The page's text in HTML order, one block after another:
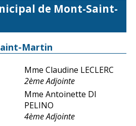
de Mont-Saint-
Martin
Mme Claudine LECLERC
2ème Adjointe
Mme Antoinette DI
PELINO
4ème Adjointe